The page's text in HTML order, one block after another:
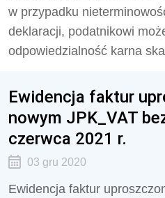
w przypadku
deklaracji, podatnikowi
odpowiedzialność karna
Ewidencja faktur
nowym JPK_VAT
czerwca 2021 r.
03 gru 2020
Ewidencja faktur